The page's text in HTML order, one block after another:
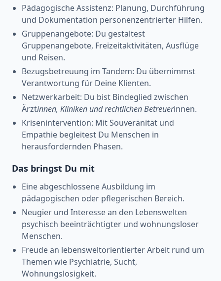
Pädagogische Assistenz: Planung, Durchführung
und Dokumentation personenzentrierter Hilfen.
Gruppenangebote: Du gestaltest
Gruppenangebote, Freizeitaktivitäten, Ausflüge
und Reisen.
Bezugsbetreuung im Tandem: Du übernimmst
Verantwortung für Deine Klienten.
Netzwerkarbeit: Du bist Bindeglied zwischen
Ärztinnen, Kliniken und rechtlichen Betreuerinnen.
Krisenintervention: Mit Souveränität und
Empathie begleitest Du Menschen in
herausfordernden Phasen.
Das bringst Du mit
Eine abgeschlossene Ausbildung im
pädagogischen oder pflegerischen Bereich.
Neugier und Interesse an den Lebenswelten
psychisch beeinträchtigter und wohnungsloser
Menschen.
Freude an lebensweltorientierter Arbeit rund um
Themen wie Psychiatrie, Sucht,
Wohnungslosigkeit.